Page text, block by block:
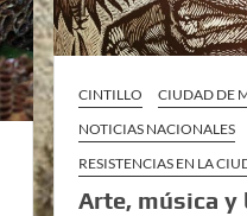
CINTILLO CIUDAD DE
NOTICIAS NACIONALES
RESISTENCIAS EN LA
Arte, música y